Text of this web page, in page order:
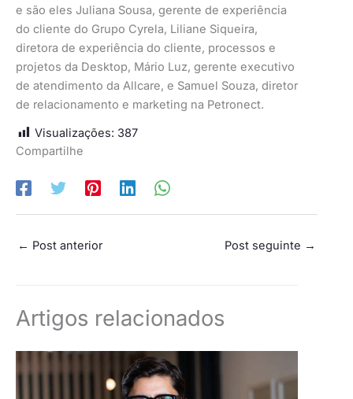
e são eles Juliana Sousa, gerente de experiência
do cliente do Grupo Cyrela, Liliane Siqueira,
diretora de experiência do cliente, processos e
projetos da Desktop, Mário Luz, gerente executivo
de atendimento da Allcare, e Samuel Souza, diretor
de relacionamento e marketing na Petronect.
Visualizações: 387
Compartilhe
← Post anterior Post seguinte →
Artigos relacionados